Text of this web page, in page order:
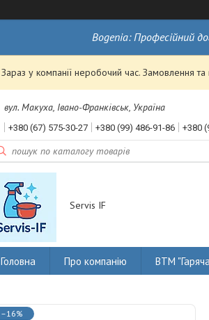
Bogenia: Професійний
Зараз у компанії неробочий час. Замовлення
вул. Макуха, Івано-Франківськ, Україна
+380 (67) 575-30-27 +380 (99) 486-91-86 +380
Servis IF
Головна Про компанію ВТМ
–16%